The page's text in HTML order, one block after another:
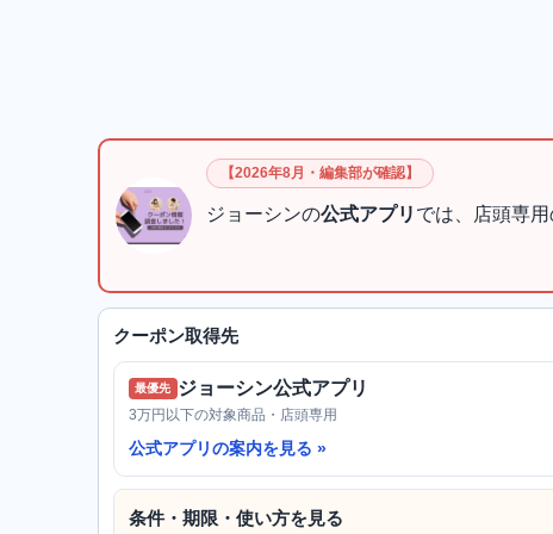
【2026年8月・編集部が確認】
ジョーシンの公式アプリ では、店頭専用
クーポン取得先
最優先 ジョーシン公式アプリ
3万円以下の対象商品・店頭専用
公式アプリの案内を見る
条件・期限・使い方を見る